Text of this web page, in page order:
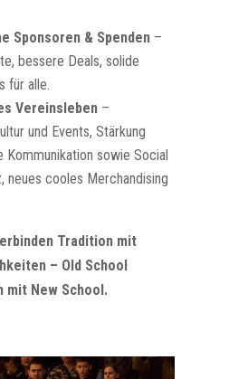
Sponsoren & Spenden–
bessere Deals, solide
für alle.
Vereinsleben–
und Events, Stärkung
sowie Social
neues cooles Merchandising
Tradition mit
– Old School
mit New School.